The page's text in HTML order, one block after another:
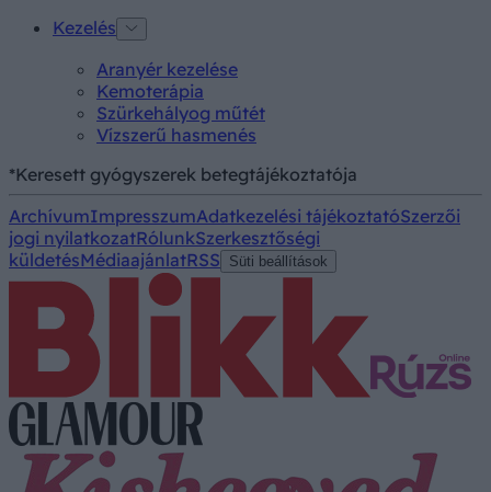
Kezelés
Aranyér kezelése
Kemoterápia
Szürkehályog műtét
Vízszerű hasmenés
*Keresett gyógyszerek betegtájékoztatója
ArchívumImpresszumAdatkezelési tájékoztatóSzerzői
jogi nyilatkozatRólunkSzerkesztőségi
küldetésMédiaajánlatRSS Süti beállítások